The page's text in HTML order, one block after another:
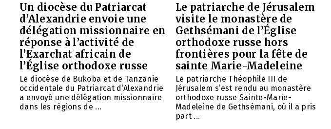
Un diocèse du Patriarcat
d’Alexandrie envoie une
délégation missionnaire en
réponse à l’activité de
l’Exarchat africain de
l’Église orthodoxe russe
Le diocèse de Bukoba et de Tanzanie
occidentale du Patriarcat d’Alexandrie
a envoyé une délégation missionnaire
dans les régions de ...
Le patriarche de Jérusalem
visite le monastère de
Gethsémani de l’Église
orthodoxe russe hors
frontières pour la fête de
sainte Marie-Madeleine
Le patriarche Théophile III de
Jérusalem s’est rendu au monastère
orthodoxe russe Sainte-Marie-
Madeleine de Gethsémani, où il a pris
part ...